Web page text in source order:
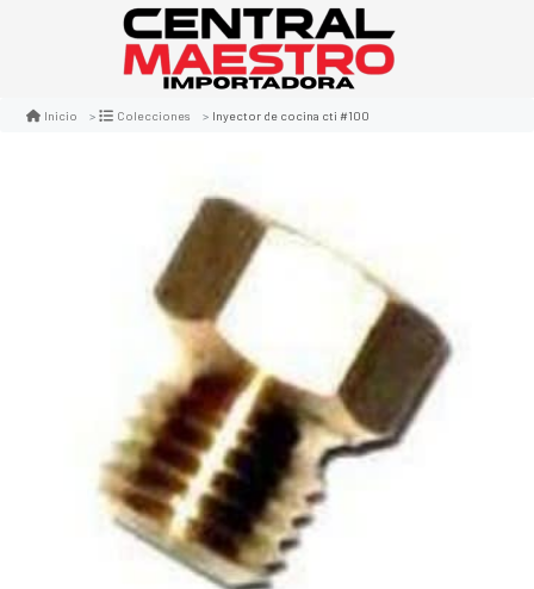
Inicio Colecciones Inyector de cocina cti #100